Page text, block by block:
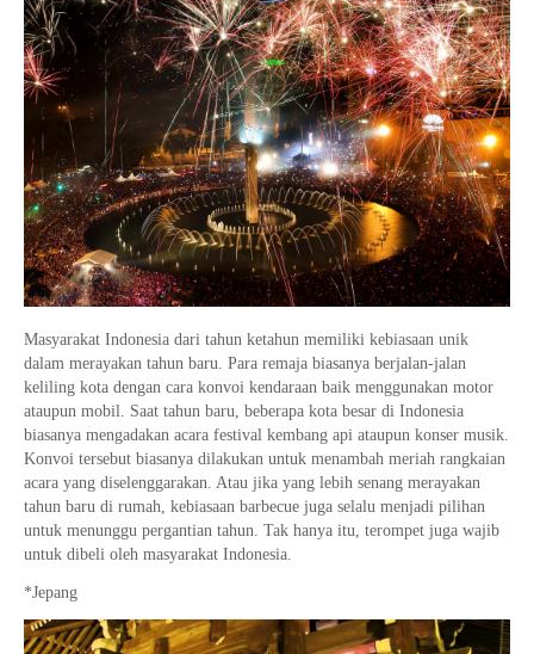
Masyarakat Indonesia dari tahun ketahun memiliki kebiasaan unik
dalam merayakan tahun baru. Para remaja biasanya berjalan-jalan
keliling kota dengan cara konvoi kendaraan baik menggunakan motor
ataupun mobil. Saat tahun baru, beberapa kota besar di Indonesia
biasanya mengadakan acara festival kembang api ataupun konser musik.
Konvoi tersebut biasanya dilakukan untuk menambah meriah rangkaian
acara yang diselenggarakan. Atau jika yang lebih senang merayakan
tahun baru di rumah, kebiasaan barbecue juga selalu menjadi pilihan
untuk menunggu pergantian tahun. Tak hanya itu, terompet juga wajib
untuk dibeli oleh masyarakat Indonesia.
*Jepang